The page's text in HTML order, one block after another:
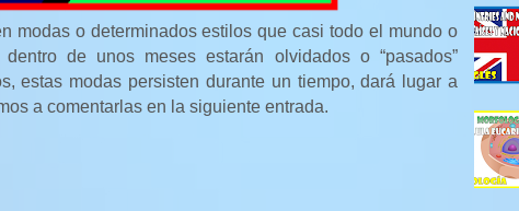
modas o determinados estilos que casi todo el mundo o
de unos meses estarán olvidados o “pasados”
estas modas persisten durante un tiempo, dará lugar a
a comentarlas en la siguiente entrada.